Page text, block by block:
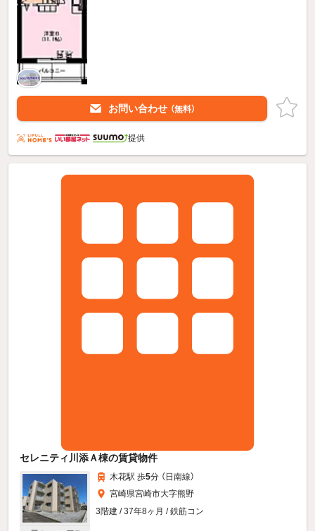
お問い合わせ （無料）
提供
セレニティ川添Ａ棟の賃貸物件
木花駅 歩5分 （日南線）
宮崎県宮崎市大字熊野
3階建 / 37年8ヶ月 / 鉄筋コン